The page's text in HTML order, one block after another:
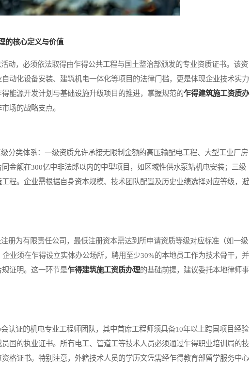
的核心定义与价值
，必须依法取得由乍得公共工程与国土整治部颁发的专业资质证书。该资
动化设备安装、建筑机电一体化等项目的法律门槛，更是体现企业技术实力
能源开发计划与基础设施升级项目的推进，掌握规范的乍得建筑施工资质办
场的战略支点。
类体系：一级资质允许承接无限制金额的高压输配电工程、大型工业厂房
金额在300亿中非法郎以内的中型项目，如区域性供水泵站机电安装；三级
程。企业需根据自身资本规模、技术团队配置及历史业绩选择对应等级，避
为有限责任公司，最低注册资本需达到所申请资质等级对应标准（如一级
业须在乍得设立实体办公场所，聘用至少30%的本地员工作为技术骨干，并
证明。这一环节是乍得建筑施工资质办理的基础前提，建议委托本地律师事
证的机电专业工程师团队，其中首席工程师须具备10年以上跨国项目经验
国的执业证书。所有电工、管道工等技术人员必须通过乍得职业培训局的技
格证书。特别注意，外籍技术人员的学历文凭需经乍得教育部留学服务中心